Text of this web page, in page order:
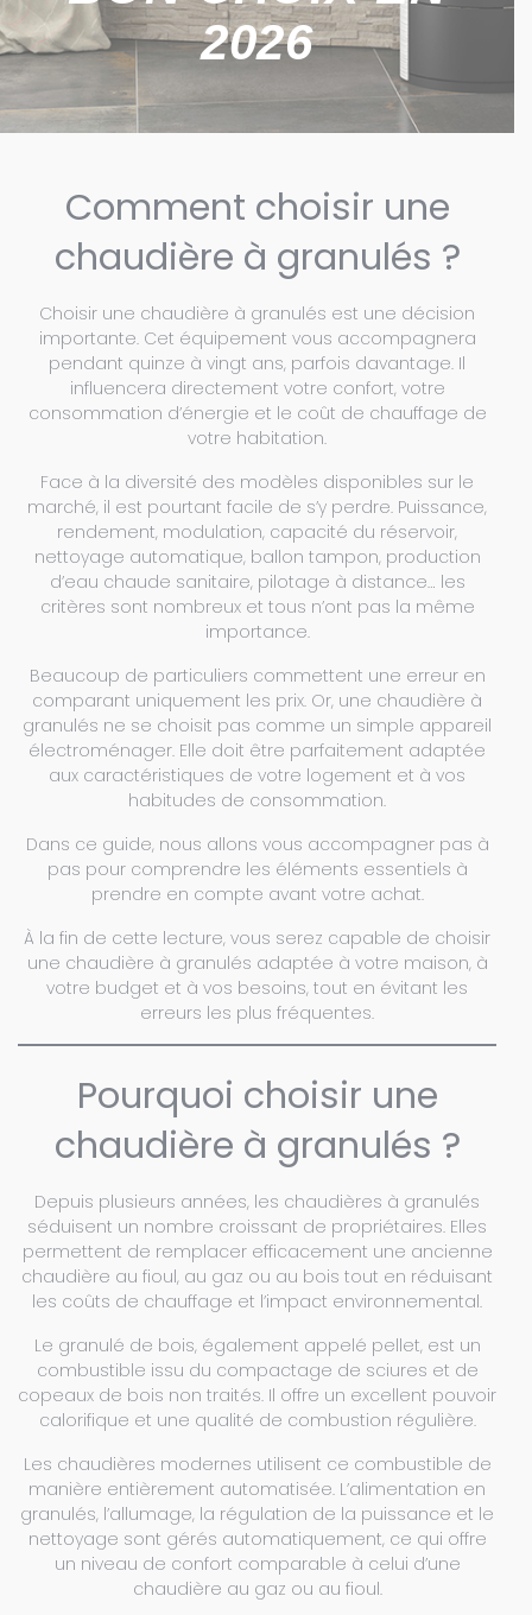
2026
Comment choisir une
chaudière à granulés ?
Choisir une chaudière à granulés est une décision
importante. Cet équipement vous accompagnera
pendant quinze à vingt ans, parfois davantage. Il
influencera directement votre confort, votre
consommation d’énergie et le coût de chauffage de
votre habitation.
Face à la diversité des modèles disponibles sur le
marché, il est pourtant facile de s’y perdre. Puissance,
rendement, modulation, capacité du réservoir,
nettoyage automatique, ballon tampon, production
d’eau chaude sanitaire, pilotage à distance… les
critères sont nombreux et tous n’ont pas la même
importance.
Beaucoup de particuliers commettent une erreur en
comparant uniquement les prix. Or, une chaudière à
granulés ne se choisit pas comme un simple appareil
électroménager. Elle doit être parfaitement adaptée
aux caractéristiques de votre logement et à vos
habitudes de consommation.
Dans ce guide, nous allons vous accompagner pas à
pas pour comprendre les éléments essentiels à
prendre en compte avant votre achat.
À la fin de cette lecture, vous serez capable de choisir
une chaudière à granulés adaptée à votre maison, à
votre budget et à vos besoins, tout en évitant les
erreurs les plus fréquentes.
Pourquoi choisir une
chaudière à granulés ?
Depuis plusieurs années, les chaudières à granulés
séduisent un nombre croissant de propriétaires. Elles
permettent de remplacer efficacement une ancienne
chaudière au fioul, au gaz ou au bois tout en réduisant
les coûts de chauffage et l’impact environnemental.
Le granulé de bois, également appelé pellet, est un
combustible issu du compactage de sciures et de
copeaux de bois non traités. Il offre un excellent pouvoir
calorifique et une qualité de combustion régulière.
Les chaudières modernes utilisent ce combustible de
manière entièrement automatisée. L’alimentation en
granulés, l’allumage, la régulation de la puissance et le
nettoyage sont gérés automatiquement, ce qui offre
un niveau de confort comparable à celui d’une
chaudière au gaz ou au fioul.